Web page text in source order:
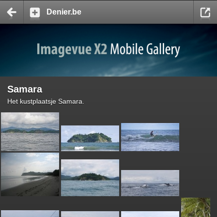
Denier.be
Samara
Het kustplaatsje Samara.